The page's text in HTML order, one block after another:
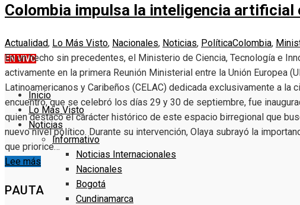
DENUNCIE
EN VIVO
Inicio
Lo Más Visto
Noticias
Informativo
Noticias Internacionales
Nacionales
Bogotá
Cundinamarca
Colombia impulsa la inteligencia artificial
Actualidad, Lo Más Visto, Nacionales, Noticias, PolíticaColombia,
En un hecho sin precedentes, el Ministerio de Ciencia, Tecnología e
activamente en la primera Reunión Ministerial entre la Unión Europea
Latinoamericanos y Caribeños (CELAC) dedicada exclusivamente a la
encuentro, que se celebró los días 29 y 30 de septiembre, fue
quien destacó el carácter histórico de este espacio birregional que
nuevo nivel político. Durante su intervención, Olaya subrayó la
que priorice…
Lee más
PAUTA